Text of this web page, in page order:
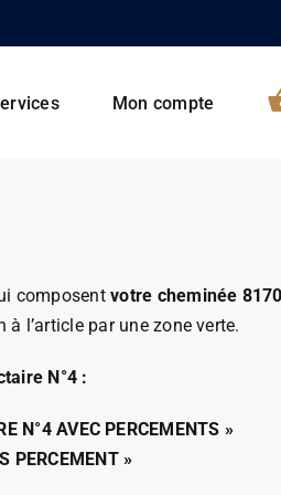
Mon compte
composentvotre cheminée
l’article par une zone verte.
N°4 :
N°4 AVEC PERCEMENTS »
PERCEMENT »